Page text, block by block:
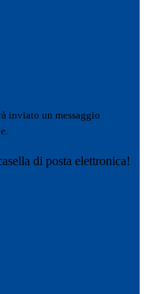
inviato un messaggio
di posta elettronica!